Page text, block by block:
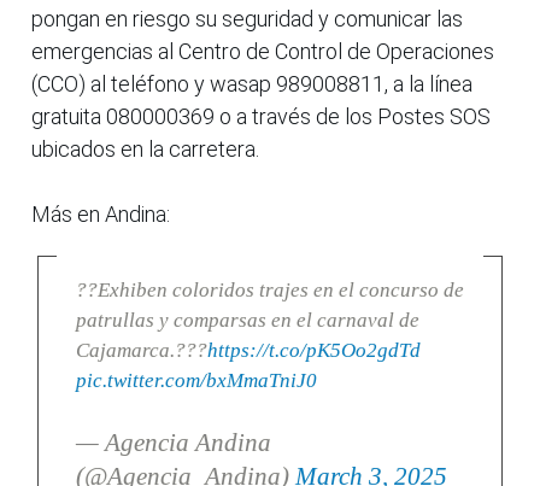
pongan en riesgo su seguridad y comunicar las
emergencias al Centro de Control de Operaciones
(CCO) al teléfono y wasap 989008811, a la línea
gratuita 080000369 o a través de los Postes SOS
ubicados en la carretera.
Más en Andina:
??Exhiben coloridos trajes en el concurso de
patrullas y comparsas en el carnaval de
Cajamarca.???https://t.co/pK5Oo2gdTd
pic.twitter.com/bxMmaTniJ0
— Agencia Andina
(@Agencia_Andina) March 3, 2025